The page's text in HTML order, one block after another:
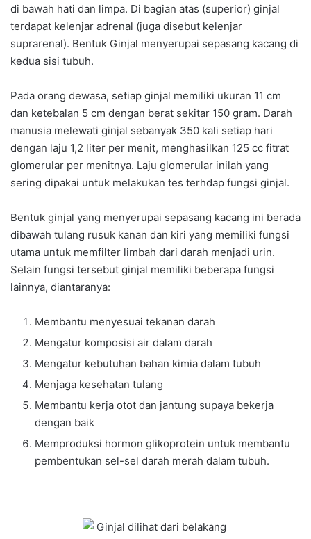
di bawah hati dan limpa. Di bagian atas (superior) ginjal
terdapat kelenjar adrenal (juga disebut kelenjar
suprarenal). Bentuk Ginjal menyerupai sepasang kacang di
kedua sisi tubuh.
Pada orang dewasa, setiap ginjal memiliki ukuran 11 cm
dan ketebalan 5 cm dengan berat sekitar 150 gram. Darah
manusia melewati ginjal sebanyak 350 kali setiap hari
dengan laju 1,2 liter per menit, menghasilkan 125 cc fitrat
glomerular per menitnya. Laju glomerular inilah yang
sering dipakai untuk melakukan tes terhdap fungsi ginjal.
Bentuk ginjal yang menyerupai sepasang kacang ini berada
dibawah tulang rusuk kanan dan kiri yang memiliki fungsi
utama untuk memfilter limbah dari darah menjadi urin.
Selain fungsi tersebut ginjal memiliki beberapa fungsi
lainnya, diantaranya:
Membantu menyesuai tekanan darah
Mengatur komposisi air dalam darah
Mengatur kebutuhan bahan kimia dalam tubuh
Menjaga kesehatan tulang
Membantu kerja otot dan jantung supaya bekerja
dengan baik
Memproduksi hormon glikoprotein untuk membantu
pembentukan sel-sel darah merah dalam tubuh.